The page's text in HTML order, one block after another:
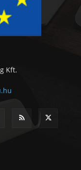
Kft.